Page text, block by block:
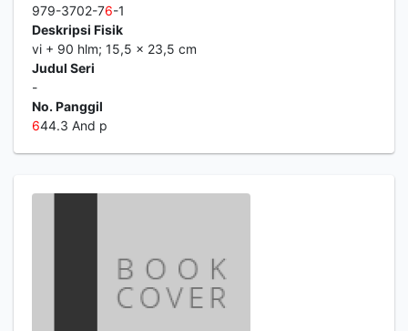
979-3702-76-1
Deskripsi Fisik
vi + 90 hlm; 15,5 x 23,5 cm
Judul Seri
-
No. Panggil
644.3 And p